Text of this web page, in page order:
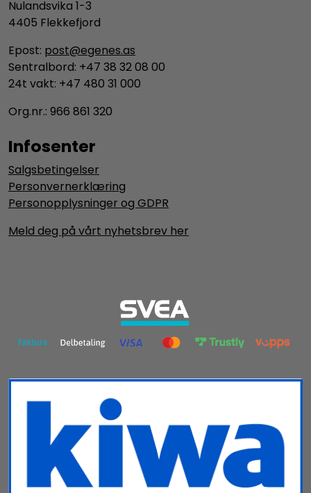
Nulandsvika 1-3
4405 Flekkefjord
Epost: post@egenes.as
Sentralbord: +47 38 32 08 00
24t vakt: +47 480 31 000
Org.nr.: 966 861 320
Infosenter
Salgsbetingelser
Personvernerklæring
Personopplysninger og GDPR
Meld deg på vårt nyhetsbrev her